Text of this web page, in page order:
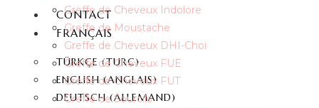
CONTACT
FRANÇAIS
TÜRKÇE(TURC)
ENGLISH(ANGLAIS)
DEUTSCH(ALLEMAND)
Greffe de Cheveux Indolore
Greffe de Moustache
Greffe de Cheveux DHI-Choi
Greffe de Cheveux FUE
Greffe de Cheveux FUT
Greffe de Sourcils